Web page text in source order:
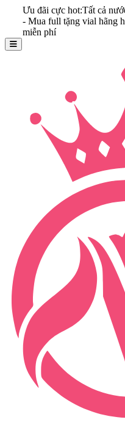
đãi cực hot:Tất cả nước hoa
full tặng vial hãng hoặc
phí